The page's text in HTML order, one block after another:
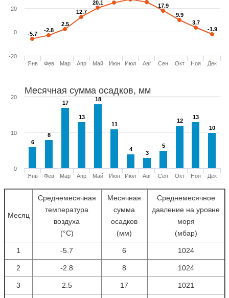
-5.7
-5.7
-2.8
-2.8
2.5
2.5
12.7
12.7
20.1
20.1
17.9
17.9
9.9
9.9
3.7
3.7
-1.9
-1.9
Янв Фев Мар Апр Май Июн Июл Авг Сен Окт Ноя Дек
-20
0
20
Месячная сумма осадков, мм
6
6
8
8
17
17
13
13
18
18
11
11
4
4
3
3
5
5
12
12
13
13
10
10
Янв Фев Мар Апр Май Июн Июл Авг Сен Окт Ноя Дек
0
10
20
Месяц
Среднемесячная
температура
воздуха
(°С)
Месячная
сумма
осадков
(мм)
Среднемесячное
давление на уровне
моря
(мбар)
1 -5.7 6 1024
2 -2.8 8 1024
3 2.5 17 1021